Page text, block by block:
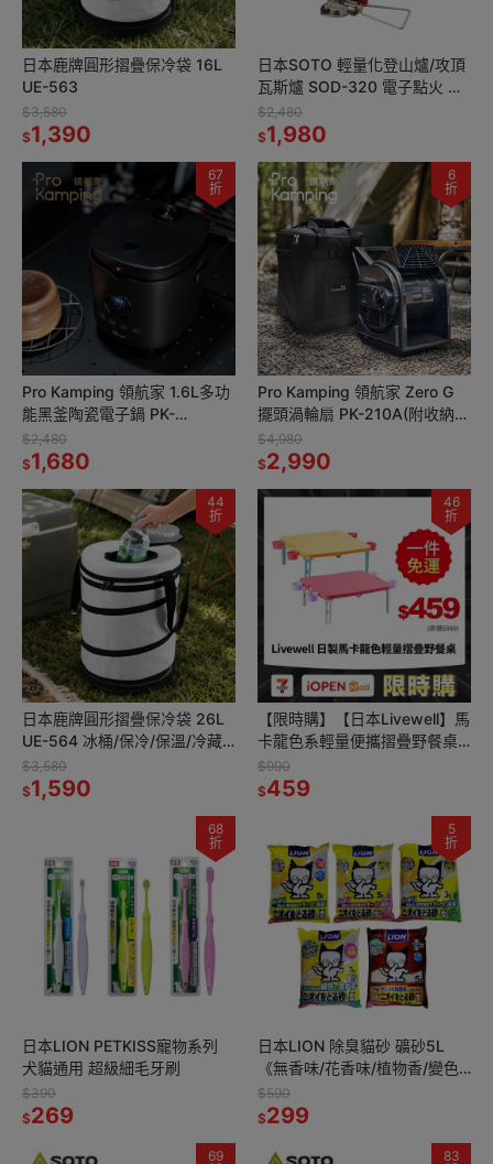
日本鹿牌圓形摺疊保冷袋 16L
UE-563
$3,580
$1,390
日本SOTO 輕量化登山爐/攻頂
瓦斯爐 SOD-320 電子點火 野
營高山爐 露營野炊爐頭
$2,480
$1,980
67
折
Pro Kamping 領航家 1.6L多功
能黑釜陶瓷電子鍋 PK-
EC4W2L 四人份露營飯鍋 租屋
族料理鍋 電鍋
$2,480
$1,680
6
折
Pro Kamping 領航家 Zero G
擺頭渦輪扇 PK-210A(附收納
袋) 大風力循環扇 露營風扇 廣
角風扇
$4,980
$2,990
44
折
日本鹿牌圓形摺疊保冷袋 26L
UE-564 冰桶/保冷/保溫/冷藏
箱/保溫箱/冰箱/保鮮
$3,580
$1,590
46
折
【限時購】【日本Livewell】馬
卡龍色系輕量便攜摺疊野餐桌
(附杯架) 日本製 含掛勾 戶外露
營桌 收納桌 手提桌
$990
$459
68
折
日本LION PETKISS寵物系列
犬貓通用 超級細毛牙刷
$390
$269
5
折
日本LION 除臭貓砂 礦砂5L
《無香味/花香味/植物香/變色
款/強效除臭款(7歲以上適用)》
$590
$299
69
83